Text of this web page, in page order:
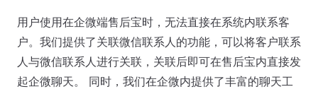
用户使用在企微端售后宝时，无法直接在系统内联系客
户。我们提供了关联微信联系人的功能，可以将客户联系
人与微信联系人进行关联，关联后即可在售后宝内直接发
起企微聊天。 同时，我们在企微内提供了丰富的聊天工